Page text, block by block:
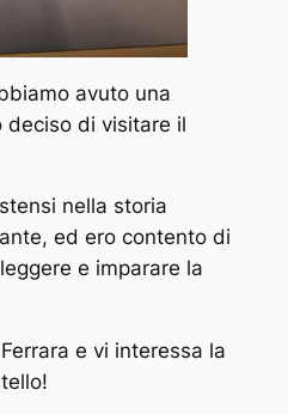
avuto una
deciso di visitare il
nella storia
ed ero contento di
e imparare la
e vi interessa la